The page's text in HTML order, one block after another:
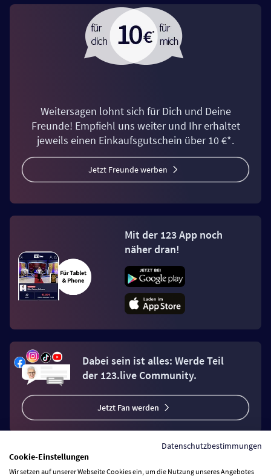
Weitersagen lohnt sich für Dich und Deine
Freunde! Empfiehl uns weiter und Ihr erhaltet
jeweils einen Einkaufsgutschein über 10 €*.
Jetzt Freunde werben
Mit der 123 App noch
näher dran!
Dabei sein ist alles: Werde Teil
der 123.live Community.
Jetzt Fan werden
Datenschutzbestimmungen
Cookie-Einstellungen
Wir setzen auf unserer Webseite Cookies ein, um die Nutzung unseres Angebotes